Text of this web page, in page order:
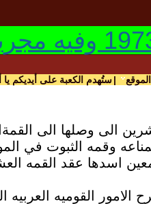
|ستُهدم الكعبة على أيديكم
الى وصلها الى
وقمه الثبوت في
اسدها عقد
الامور القوميه